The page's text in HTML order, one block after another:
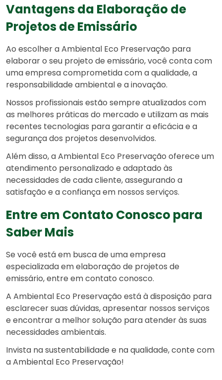
Vantagens da Elaboração de
Projetos de Emissário
Ao escolher a Ambiental Eco Preservação para
elaborar o seu projeto de emissário, você conta com
uma empresa comprometida com a qualidade, a
responsabilidade ambiental e a inovação.
Nossos profissionais estão sempre atualizados com
as melhores práticas do mercado e utilizam as mais
recentes tecnologias para garantir a eficácia e a
segurança dos projetos desenvolvidos.
Além disso, a Ambiental Eco Preservação oferece um
atendimento personalizado e adaptado às
necessidades de cada cliente, assegurando a
satisfação e a confiança em nossos serviços.
Entre em Contato Conosco para
Saber Mais
Se você está em busca de uma empresa
especializada em elaboração de projetos de
emissário, entre em contato conosco.
A Ambiental Eco Preservação está à disposição para
esclarecer suas dúvidas, apresentar nossos serviços
e encontrar a melhor solução para atender às suas
necessidades ambientais.
Invista na sustentabilidade e na qualidade, conte com
a Ambiental Eco Preservação!